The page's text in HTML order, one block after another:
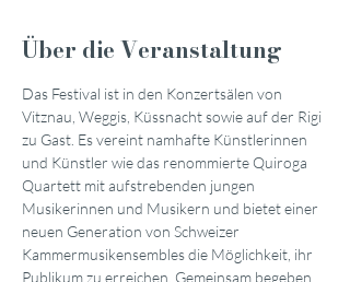
Über die Veranstaltung
Das Festival ist in den Konzertsälen von
Vitznau, Weggis, Küssnacht sowie auf der Rigi
zu Gast. Es vereint namhafte Künstlerinnen
und Künstler wie das renommierte Quiroga
Quartett mit aufstrebenden jungen
Musikerinnen und Musikern und bietet einer
neuen Generation von Schweizer
Kammermusikensembles die Möglichkeit, ihr
Publikum zu erreichen. Gemeinsam begeben